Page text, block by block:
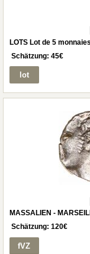
LOTS Lot de 5
Schätzung: 45€
lot
MASSALIEN -
Schätzung: 120€
fVZ